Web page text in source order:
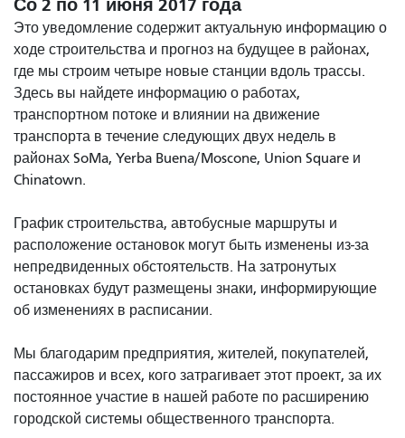
Со 2 по 11 июня 2017 года
Это уведомление содержит актуальную информацию о
ходе строительства и прогноз на будущее в районах,
где мы строим четыре новые станции вдоль трассы.
Здесь вы найдете информацию о работах,
транспортном потоке и влиянии на движение
транспорта в течение следующих двух недель в
районах SoMa, Yerba Buena/Moscone, Union Square и
Chinatown.
График строительства, автобусные маршруты и
расположение остановок могут быть изменены из-за
непредвиденных обстоятельств. На затронутых
остановках будут размещены знаки, информирующие
об изменениях в расписании.
Мы благодарим предприятия, жителей, покупателей,
пассажиров и всех, кого затрагивает этот проект, за их
постоянное участие в нашей работе по расширению
городской системы общественного транспорта.